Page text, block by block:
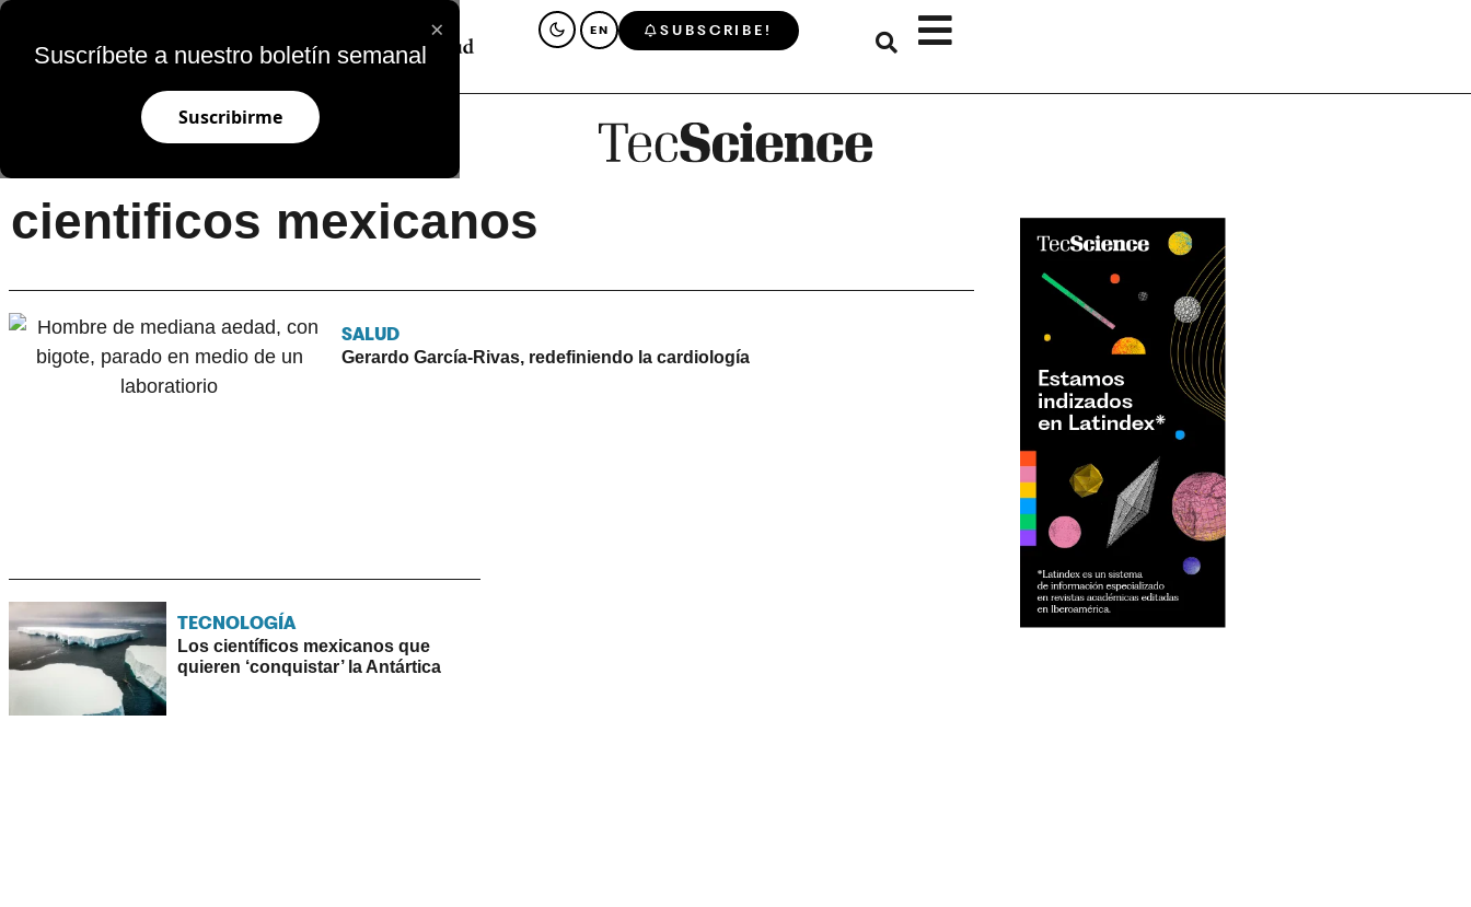
×
Suscríbete a nuestro boletín semanal
Suscribirme
EN SUBSCRIBE!
cientificos mexicanos
SALUD
Gerardo García-Rivas, redefiniendo la cardiología
TECNOLOGÍA
Los científicos mexicanos que
quieren ‘conquistar’ la Antártica